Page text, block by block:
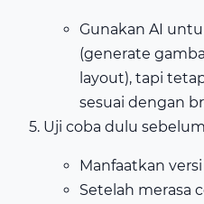
Gunakan AI
(generate
layout), tapi
sesuai dengan
Uji coba dulu
Manfaatkan
Setelah merasa